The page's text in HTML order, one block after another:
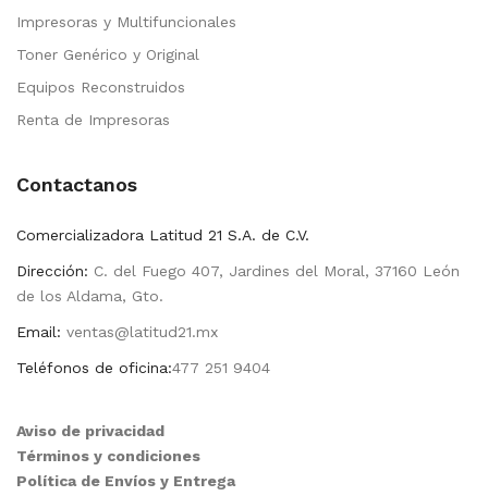
Impresoras y Multifuncionales
Toner Genérico y Original
Equipos Reconstruidos
Renta de Impresoras
Contactanos
Comercializadora Latitud 21 S.A. de C.V.
Dirección: C. del Fuego 407, Jardines del Moral, 37160 León
de los Aldama, Gto.
Email: ventas@latitud21.mx
Teléfonos de oficina:477 251 9404
Aviso de privacidad
Términos y condiciones
Política de Envíos y Entrega